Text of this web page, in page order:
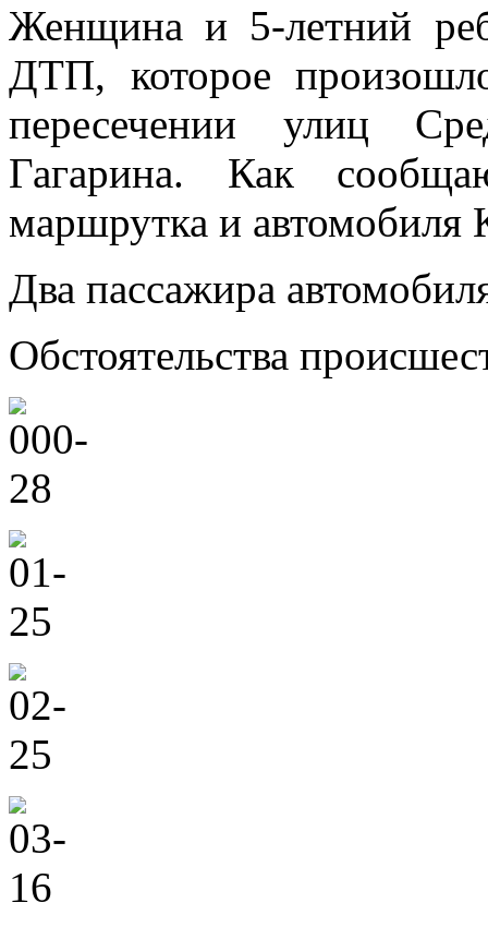
Женщина и 5-летний
ДТП, которое
пересечении улиц
Гагарина. Как
маршрутка и автомобиля
Два пассажира
Обстоятельства